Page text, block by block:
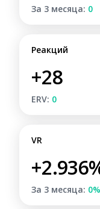
За 3 месяца: 0
Реакций
+28
ERV: 0
VR
За 3 месяца: 0%